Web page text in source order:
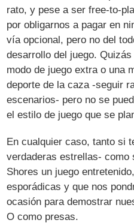
rato, y pese a ser free-to-
por obligarnos a pagar en
vía opcional, pero no del
desarrollo del juego.
modo de juego extra o una
deporte de la caza -seguir
escenarios- pero no se
el estilo de juego que se
En cualquier caso, tanto si
verdaderas estrellas- como
Shores un juego
esporádicas y que nos
ocasión para demostrar
O como presas.